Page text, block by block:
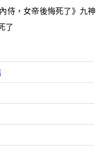
侍，女帝後悔死了》九神
了